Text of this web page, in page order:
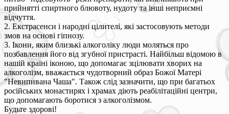
прийнятті спиртного блювоту, нудоту та інші неприємні
відчуття.
2. Екстрасенси і народні цілителі, які застосовують методи
змов на основі гіпнозу.
3. Ікони, яким близькі алкоголіку люди моляться про
позбавлення його від згубної пристрасті. Найбільш відомою в
нашій країні іконою, що допомагає зцілювати хворих на
алкоголізм, вважається чудотворний образ Божої Матері
"Невипивана Чаша". Також слід зазначити, що при багатьох
російських монастирях і храмах діють реабілітаційні центри,
що допомагають боротися з алкоголізмом.
Будьте здорові!